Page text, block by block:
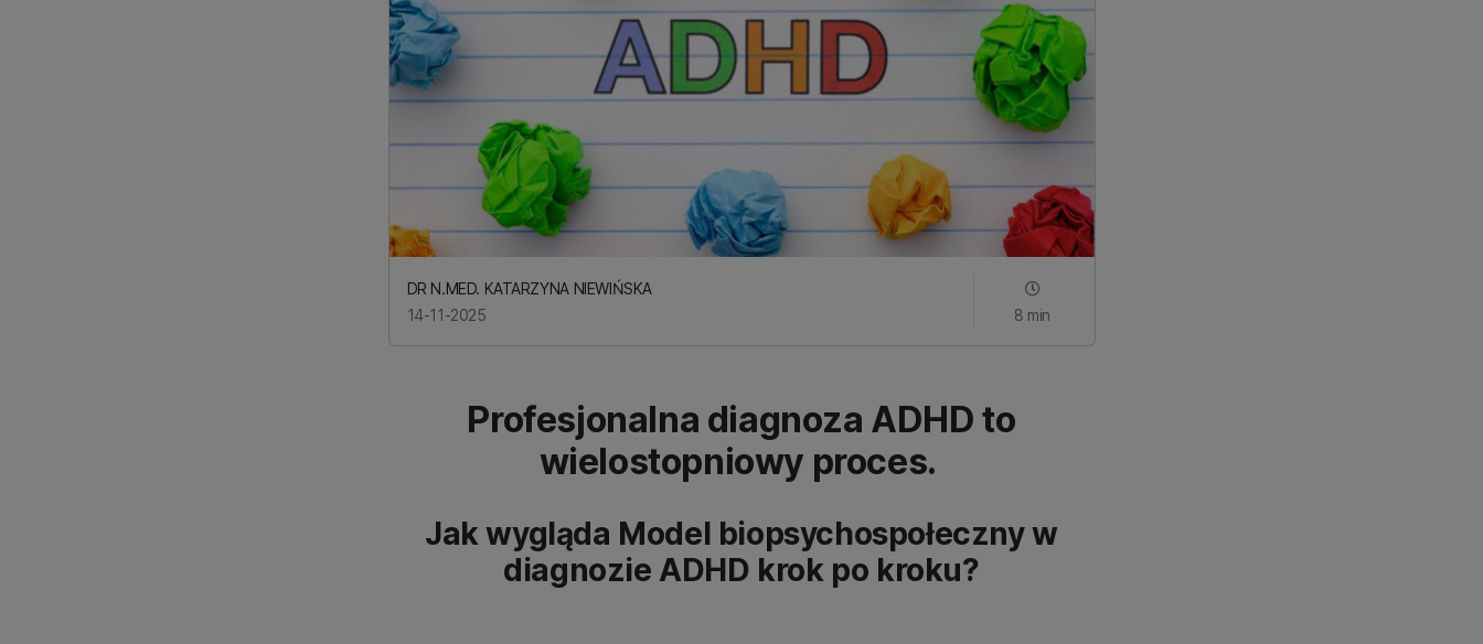
DR N.MED. KATARZYNA NIEWIŃSKA
14-11-2025
8 min
Profesjonalna diagnoza ADHD to
wielostopniowy proces.
Jak wygląda Model biopsychospołeczny w
diagnozie ADHD krok po kroku?